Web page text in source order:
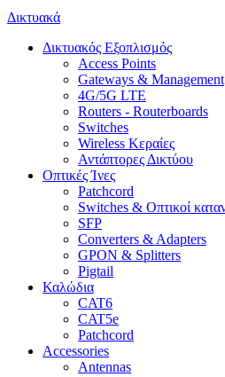
Δικτυακά
Δικτυακός Εξοπλισμός
Access Points
Gateways & Management
4G/5G LTE
Routers - Routerboards
Switches
Wireless Κεραίες
Αντάπτορες Δικτύου
Οπτικές Ίνες
Patchcord
Switches & Οπτικοί
SFP
Converters & Adapters
GPON & Splitters
Pigtail
Καλώδια
CAT6
CAT5e
Patchcord
Accessories
Antennas